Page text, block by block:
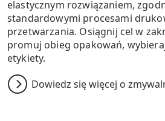
elastycznym rozwiązaniem,
standardowymi procesami
przetwarzania. Osiągnij cel w
promuj obieg opakowań,
etykiety.
Dowiedz się więcej o